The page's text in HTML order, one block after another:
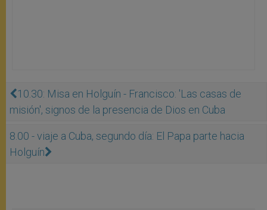
10.30: Misa en Holguín - Francisco: 'Las casas de
misión', signos de la presencia de Dios en Cuba
8.00 - viaje a Cuba, segundo día: El Papa parte hacia
Holguín